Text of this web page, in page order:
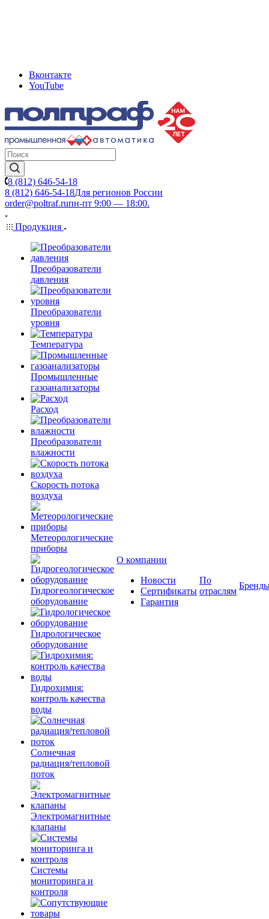
Вконтакте
YouTube
8 (812) 646-54-18
8 (812) 646-54-18Для регионов России
order@poltraf.ruпн-пт 9:00 — 18:00.
Продукция
Преобразователи
давления
Преобразователи
уровня
Температура
Промышленные
газоанализаторы
Расход
Преобразователи
влажности
Скорость потока
воздуха
Метеорологические
приборы
Гидрогеологическое
оборудование
Гидрологическое
оборудование
Гидрохимия:
контроль качества
воды
Солнечная
радиация/тепловой
поток
Электромагнитные
клапаны
Системы
мониторинга и
контроля
О компании
Новости
Сертификаты
Гарантия
По
отраслям